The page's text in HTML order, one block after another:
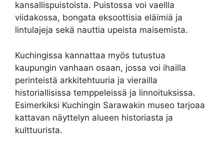
kansallispuistoista. Puistossa voi vaellla
viidakossa, bongata eksoottisia eläimiä ja
lintulajeja sekä nauttia upeista maisemista.
Kuchingissa kannattaa myös tutustua
kaupungin vanhaan osaan, jossa voi ihailla
perinteistä arkkitehtuuria ja vierailla
historiallisissa temppeleissä ja linnoituksissa.
Esimerkiksi Kuchingin Sarawakin museo tarjoaa
kattavan näyttelyn alueen historiasta ja
kulttuurista.